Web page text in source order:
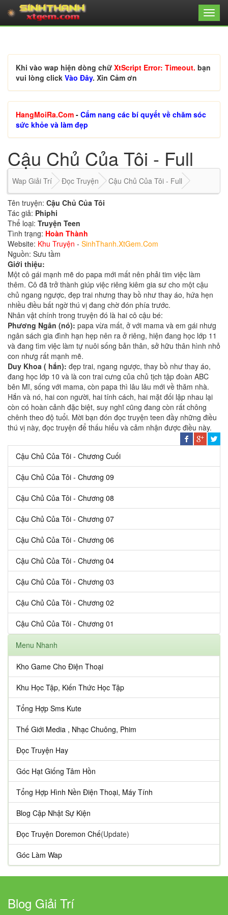
Khi vào wap hiện dòng chữ XtScript Error: Timeout. bạn
vui lòng click Vào Đây. Xin Cảm ơn
HangMoiRa.Com - Cẩm nang các bí quyết về chăm sóc
sức khỏe và làm đẹp
Cậu Chủ Của Tôi - Full
Wap Giải Trí Đọc Truyện Cậu Chủ Của Tôi - Full
Tên truyện: Cậu Chủ Của Tôi
Tác giả: Phiphi
Thể loại: Truyện Teen
Tình trạng: Hoàn Thành
Website: Khu Truyện - SinhThanh.XtGem.Com
Nguồn: Sưu tầm
Giới thiệu:
Một cô gái mạnh mẽ do papa mới mất nên phải tim việc làm
thêm. Cô đã trở thành giúp việc riêng kiêm gia sư cho một cậu
chủ ngang ngược, đẹp trai nhưng thay bồ như thay áo, hứa hẹn
nhiều điều bất ngờ thú vị đang chờ đón phía trước.
Nhân vật chính trong truyện đó là hai cô cậu bé:
Phương Ngân (nó): papa vừa mất, ở với mama và em gái nhưg
ngân sách gia đình hạn hẹp nên ra ở riêng, hiện đang học lớp 11
và đang tìm việc làm tự nuôi sống bản thân, sở hữu thân hình nhỏ
con nhưg rất mạnh mẽ.
Duy Khoa ( hắn): đẹp trai, ngang ngược, thay bồ như thay áo,
đang học lớp 10 và là con trai cưng của chủ tịch tập đoàn ABC
bên Mĩ, sống với mama, còn papa thì lâu lâu mới về thăm nhà.
Hắn và nó, hai con người, hai tính cách, hai mặt đối lập nhau lại
còn có hoàn cảnh đặc biệt, suy nghĩ cũng đang còn rất chông
chênh theo độ tuổi. Mời bạn đón đọc truyện teen đầy những điều
thú vị này, đọc truyện để thấu hiểu và cảm nhận được điều này.
Cậu Chủ Của Tôi - Chương Cuối
Cậu Chủ Của Tôi - Chương 09
Cậu Chủ Của Tôi - Chương 08
Cậu Chủ Của Tôi - Chương 07
Cậu Chủ Của Tôi - Chương 06
Cậu Chủ Của Tôi - Chương 04
Cậu Chủ Của Tôi - Chương 03
Cậu Chủ Của Tôi - Chương 02
Cậu Chủ Của Tôi - Chương 01
Menu Nhanh
Kho Game Cho Điện Thoại
Khu Học Tập, Kiến Thức Học Tập
Tổng Hợp Sms Kute
Thế Giới Media , Nhạc Chuông, Phim
Đọc Truyện Hay
Góc Hạt Giống Tâm Hồn
Tổng Hợp Hình Nền Điện Thoại, Máy Tính
Blog Cập Nhật Sự Kiện
Đọc Truyện Doremon Chế(Update)
Góc Làm Wap
Blog Giải Trí